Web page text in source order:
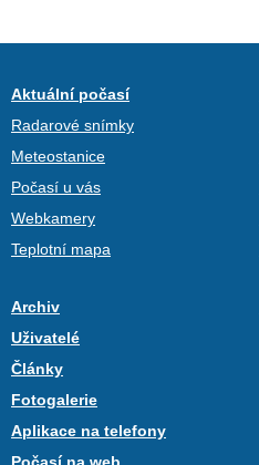
Aktuální počasí
Radarové snímky
Meteostanice
Počasí u vás
Webkamery
Teplotní mapa
Archiv
Uživatelé
Články
Fotogalerie
Aplikace na telefony